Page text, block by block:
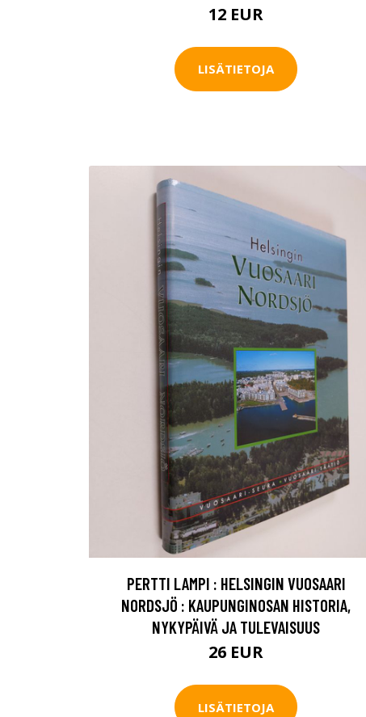
12 EUR
LISÄTIETOJA
PERTTI LAMPI : HELSINGIN VUOSAARI
NORDSJÖ : KAUPUNGINOSAN HISTORIA,
NYKYPÄIVÄ JA TULEVAISUUS
26 EUR
LISÄTIETOJA